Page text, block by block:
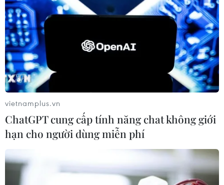
vietnamplus.vn
ChatGPT cung cấp tính năng chat không giới
hạn cho người dùng miễn phí